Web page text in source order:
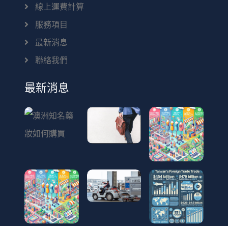
線上運費計算
服務項目
最新消息
聯絡我們
最新消息